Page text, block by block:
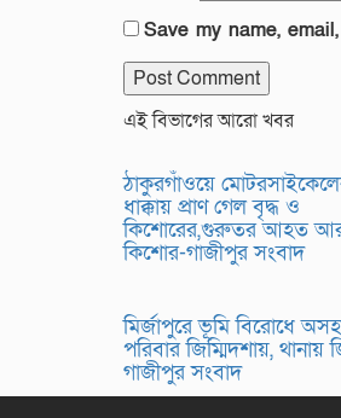
Save my name,
এই বিভাগের আরো খবর
ঠাকুরগাঁওয়ে
ধাক্কায় প্রাণ গেল বৃদ্ধ ও
কিশোরের,গুরুতর আহত
কিশোর-গাজীপুর সংবাদ
মির্জাপুরে ভূমি বিরোধে
পরিবার জিম্মিদশায়, থানায়
গাজীপুর সংবাদ